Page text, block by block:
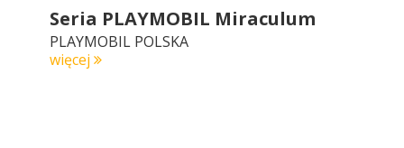
Seria PLAYMOBIL Miraculum
PLAYMOBIL POLSKA
więcej